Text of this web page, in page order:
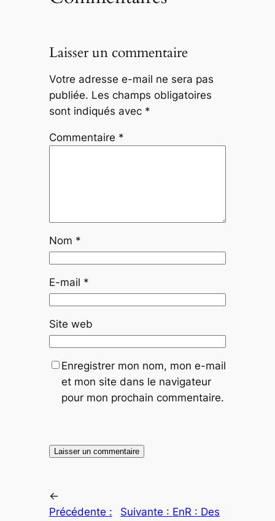
Laisser un commentaire
Votre adresse e-mail ne sera pas
publiée. Les champs obligatoires
sont indiqués avec *
Commentaire *
Nom *
E-mail *
Site web
Enregistrer mon nom, mon e-mail
et mon site dans le navigateur
pour mon prochain commentaire.
←
Précédente :
Suivante : EnR : Des